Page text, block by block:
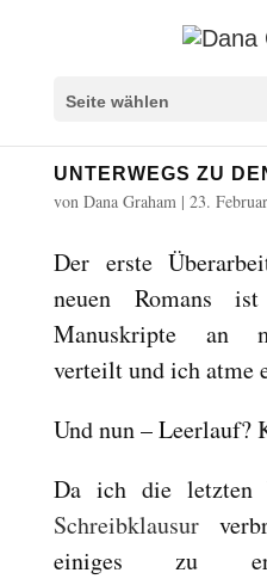
Seite wählen
UNTERWEGS ZU
von Dana Graham| 23.
Der erste
neuen Romans
Manuskripte an
verteilt und ich atme
Und nun – Leerlauf?
Da ich die letzten
Schreibklausur
einiges zu